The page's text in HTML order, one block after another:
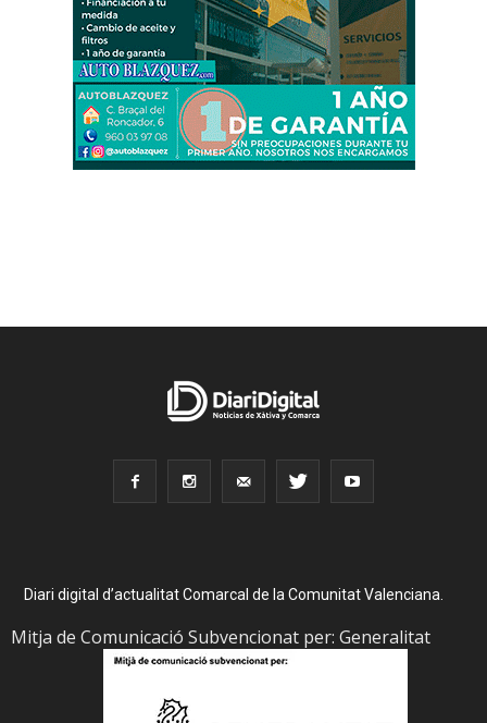
Diari digital d’actualitat Comarcal de la Comunitat Valenciana.
Mitja de Comunicació Subvencionat per: Generalitat